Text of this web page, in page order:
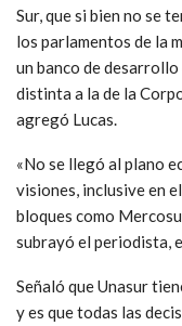
Sur, que si bien no se
los parlamentos de la
un banco de
distinta a la de la
agregó Lucas.
«No se llegó al plano
visiones, inclusive en
bloques como
subrayó el periodista,
Señaló que Unasur
y es que todas las